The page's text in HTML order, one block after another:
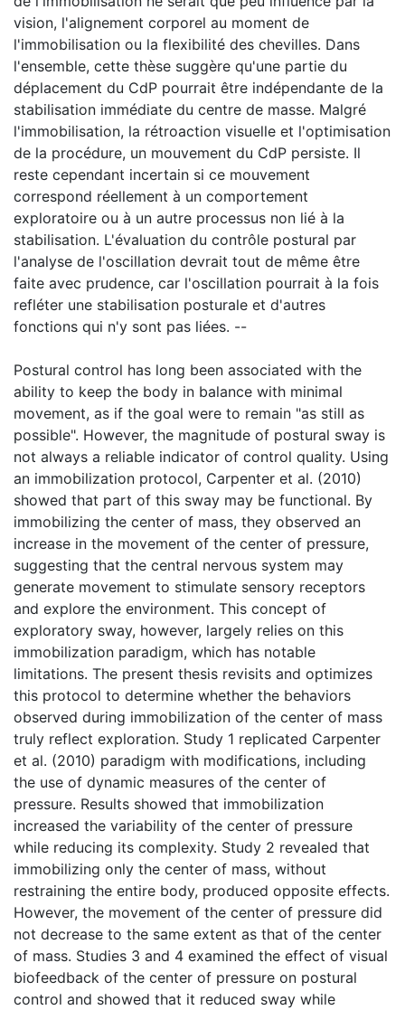
vision, l'alignement corporel au moment de
l'immobilisation ou la flexibilité des chevilles. Dans
l'ensemble, cette thèse suggère qu'une partie du
déplacement du CdP pourrait être indépendante de la
stabilisation immédiate du centre de masse. Malgré
l'immobilisation, la rétroaction visuelle et l'optimisation
de la procédure, un mouvement du CdP persiste. Il
reste cependant incertain si ce mouvement
correspond réellement à un comportement
exploratoire ou à un autre processus non lié à la
stabilisation. L'évaluation du contrôle postural par
l'analyse de l'oscillation devrait tout de même être
faite avec prudence, car l'oscillation pourrait à la fois
refléter une stabilisation posturale et d'autres
fonctions qui n'y sont pas liées. --
Postural control has long been associated with the
ability to keep the body in balance with minimal
movement, as if the goal were to remain "as still as
possible". However, the magnitude of postural sway is
not always a reliable indicator of control quality. Using
an immobilization protocol, Carpenter et al. (2010)
showed that part of this sway may be functional. By
immobilizing the center of mass, they observed an
increase in the movement of the center of pressure,
suggesting that the central nervous system may
generate movement to stimulate sensory receptors
and explore the environment. This concept of
exploratory sway, however, largely relies on this
immobilization paradigm, which has notable
limitations. The present thesis revisits and optimizes
this protocol to determine whether the behaviors
observed during immobilization of the center of mass
truly reflect exploration. Study 1 replicated Carpenter
et al. (2010) paradigm with modifications, including
the use of dynamic measures of the center of
pressure. Results showed that immobilization
increased the variability of the center of pressure
while reducing its complexity. Study 2 revealed that
immobilizing only the center of mass, without
restraining the entire body, produced opposite effects.
However, the movement of the center of pressure did
not decrease to the same extent as that of the center
of mass. Studies 3 and 4 examined the effect of visual
biofeedback of the center of pressure on postural
control and showed that it reduced sway while